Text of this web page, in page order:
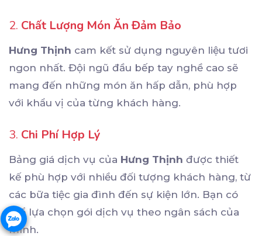
2. Chất Lượng Món Ăn Đảm Bảo
Hưng Thịnh cam kết sử dụng nguyên liệu tươi
ngon nhất. Đội ngũ đầu bếp tay nghề cao sẽ
mang đến những món ăn hấp dẫn, phù hợp
với khẩu vị của từng khách hàng.
3. Chi Phí Hợp Lý
Bảng giá dịch vụ của Hưng Thịnh được thiết
kế phù hợp với nhiều đối tượng khách hàng, từ
các bữa tiệc gia đình đến sự kiện lớn. Bạn có
thể lựa chọn gói dịch vụ theo ngân sách của
mình.